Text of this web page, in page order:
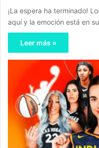
¡La espera ha terminado!
aquí y la emoción está en
Leer más »